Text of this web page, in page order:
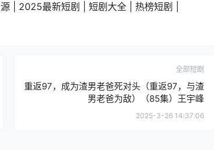
| 2025最新短剧 | 短剧大全 | 热榜短剧 |
全部短剧
重返97，成为渣男老爸死对头（重返97，与渣
男老爸为敌）（85集）王宇峰
2025-3-26 14:37:06